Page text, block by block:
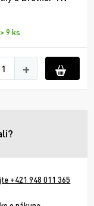
9 ks
+
+421 948 011 365